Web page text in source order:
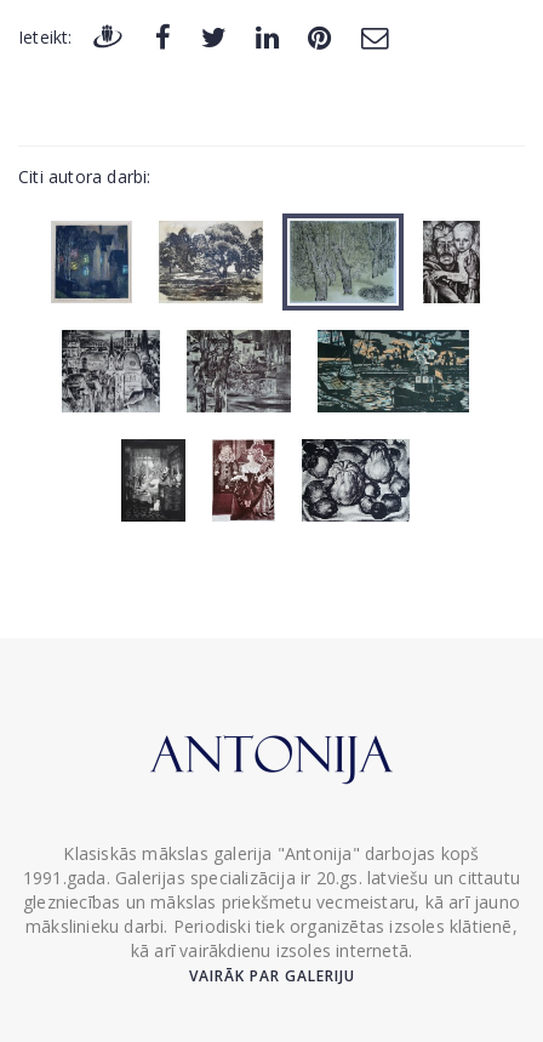
Ieteikt:
Citi autora darbi:
Klasiskās mākslas galerija "Antonija" darbojas kopš
1991.gada. Galerijas specializācija ir 20.gs. latviešu un cittautu
glezniecības un mākslas priekšmetu vecmeistaru, kā arī jauno
mākslinieku darbi. Periodiski tiek organizētas izsoles klātienē,
kā arī vairākdienu izsoles internetā.
VAIRĀK PAR GALERIJU